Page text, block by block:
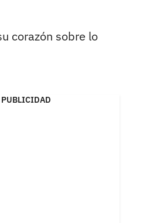
corazón sobre lo
PUBLICIDAD